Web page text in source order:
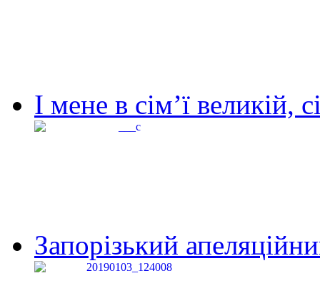
І мене в сім’ї великій,
Запорізький